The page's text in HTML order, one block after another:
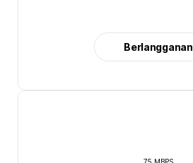
Berlangganan